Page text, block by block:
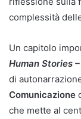
complessità
Un capitolo
Human Stories
di
Comunicazione
che mette al